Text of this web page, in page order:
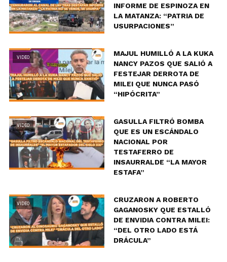
INFORME DE ESPINOZA EN
LA MATANZA: “PATRIA DE
USURPACIONES”
VIDEO
MAJUL HUMILLÓ A LA KUKA
NANCY PAZOS QUE SALIÓ A
FESTEJAR DERROTA DE
MILEI QUE NUNCA PASÓ
“HIPÓCRITA”
VIDEO
GASULLA FILTRÓ BOMBA
QUE ES UN ESCÁNDALO
NACIONAL POR
TESTAFERRO DE
INSAURRALDE “LA MAYOR
ESTAFA”
VIDEO
CRUZARON A ROBERTO
GAGANOSKY QUE ESTALLÓ
DE ENVIDIA CONTRA MILEI:
“DEL OTRO LADO ESTÁ
DRÁCULA”